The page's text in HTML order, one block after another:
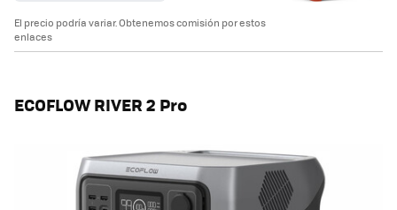
El precio podría variar. Obtenemos comisión por estos
enlaces
ECOFLOW RIVER 2 Pro